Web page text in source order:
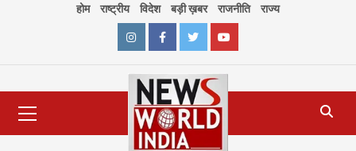
होम राष्ट्रीय विदेश बड़ी ख़बर राजनीति राज्य
InstagramFacebookTwitterYoutube
Menu